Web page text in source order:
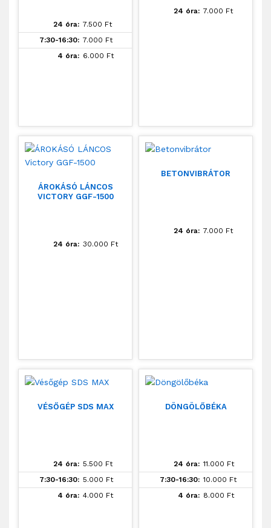
24 óra: 7.500 Ft
7:30-16:30: 7.000 Ft
4 óra: 6.000 Ft
24 óra: 7.000 Ft
ÁROKÁSÓ LÁNCOS
VICTORY GGF-1500
24 óra: 30.000 Ft
BETONVIBRÁTOR
24 óra: 7.000 Ft
VÉSŐGÉP SDS MAX
24 óra: 5.500 Ft
7:30-16:30: 5.000 Ft
4 óra: 4.000 Ft
DÖNGÖLŐBÉKA
24 óra: 11.000 Ft
7:30-16:30: 10.000 Ft
4 óra: 8.000 Ft